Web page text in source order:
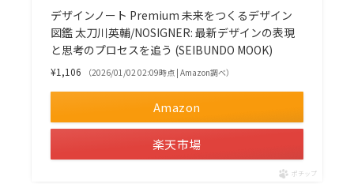
デザインノート Premium 未来をつくるデザイン
図鑑 太刀川英輔/NOSIGNER: 最新デザインの表現
と思考のプロセスを追う (SEIBUNDO MOOK)
¥1,106 （2026/01/02 02:09時点 | Amazon調べ）
Amazon
楽天市場
ポチップ